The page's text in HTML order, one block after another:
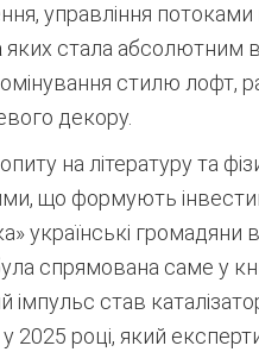
управління потоками
яких стала абсолютним
стилю лофт,
декору.
на літературу та
що формують
українські
спрямована саме у
імпульс став
2025 році, який